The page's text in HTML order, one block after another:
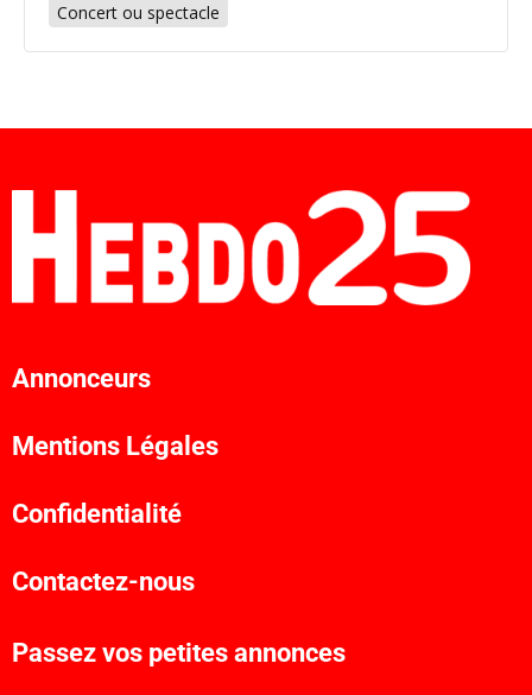
Concert ou spectacle
Annonceurs
Mentions Légales
Confidentialité
Contactez-nous
Passez vos petites annonces